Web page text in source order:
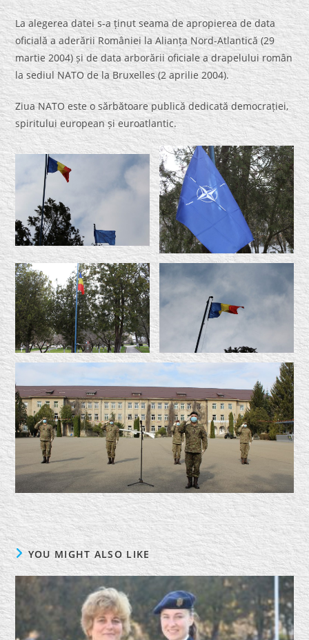
La alegerea datei s-a ținut seama de apropierea de data
oficială a aderării României la Alianța Nord-Atlantică (29
martie 2004) și de data arborării oficiale a drapelului român
la sediul NATO de la Bruxelles (2 aprilie 2004).
Ziua NATO este o sărbătoare publică dedicată democrației,
spiritului european și euroatlantic.
YOU MIGHT ALSO LIKE